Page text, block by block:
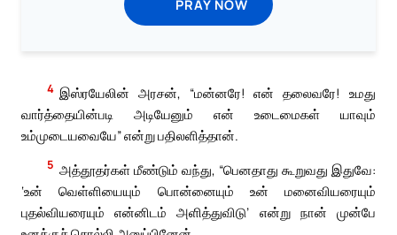
PRAY NOW
4 இஸ்ரயேலின் அரசன், “மன்னரே! என் தலைவரே! உமது
வார்த்தையின்படி அடியேனும் என் உடைமைகள் யாவும்
உம்முடையவையே” என்று பதிலளித்தான்.
5 அத்தூதர்கள் மீண்டும் வந்து, “பெனதாது கூறுவது இதுவே:
‘உன் வெள்ளியையும் பொன்னையும் உன் மனைவியரையும்
புதல்வியரையும் என்னிடம் அளித்துவிடு’ என்று நான் முன்பே